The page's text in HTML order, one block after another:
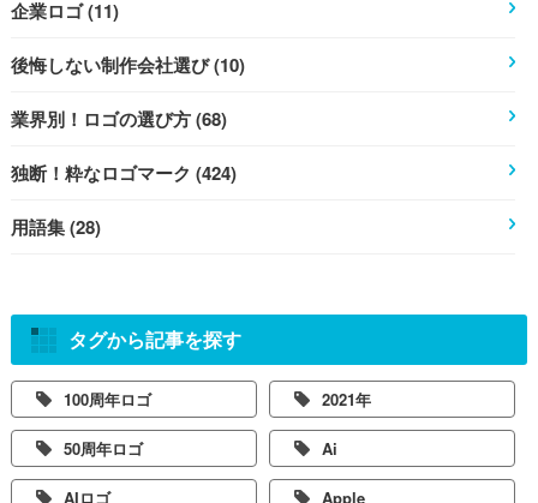
企業ロゴ (11)
後悔しない制作会社選び (10)
業界別！ロゴの選び方 (68)
独断！粋なロゴマーク (424)
用語集 (28)
タグから記事を探す
100周年ロゴ 2021年
50周年ロゴ Ai
AIロゴ Apple